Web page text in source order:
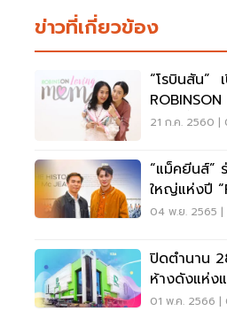
ข่าวที่เกี่ยวข้อง
“โรบินสัน”
กำลังซื้อนักช้
21 ก.ค. 2560 |
“แม็คยีนส์”
ใหญ่แห่งปี
2022”
04 พ.ย. 2565 |
ปิดตำนาน
ห้างดังแห่ง
66
01 พ.ค. 2566 |